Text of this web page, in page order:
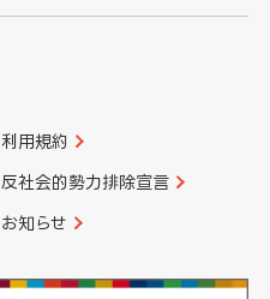
利用規約
反社会的勢力排除宣言
お知らせ